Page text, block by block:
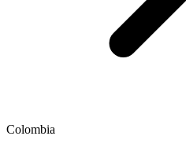
Colombia